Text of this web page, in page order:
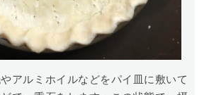
アルミホイルなどをパイ皿に敷いて